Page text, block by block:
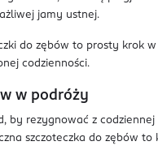
jamy ustnej.
do zębów to prosty krok
codzienności.
w podróży
by rezygnować z codziennej
szczoteczka do zębów to